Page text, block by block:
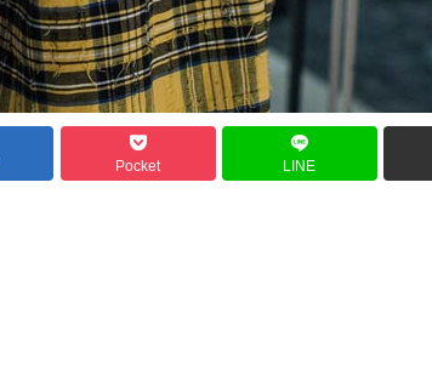
Pocket LINE